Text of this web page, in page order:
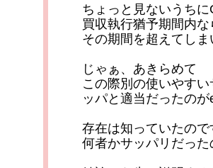
ちょっと見ないうち
買収執行猶予期間内
その期間を超えてし
じゃぁ、あきらめて
この際別の使いやす
ッパと適当だったの
存在は知っていたので
何者かサッパリだっ